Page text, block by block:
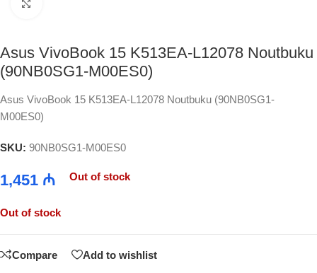
Asus VivoBook 15 K513EA-L12078 Noutbuku
(90NB0SG1-M00ES0)
Asus VivoBook 15 K513EA-L12078 Noutbuku (90NB0SG1-
M00ES0)
SKU: 90NB0SG1-M00ES0
1,451 ₼ Out of stock
Out of stock
Compare Add to wishlist